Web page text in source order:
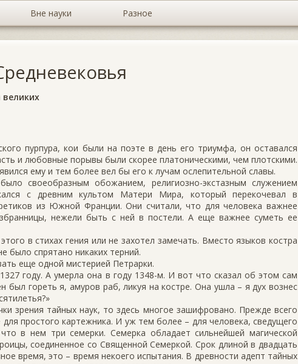
Вне науки Разное
пурпура, кои были на поэте в день его триумфа, он оставался
и любовные порывы были скорее платоническими, чем плотскими.
ему и тем более вел бы его к лучам ослепительной славы.
своеобразным обожанием, религиозно-экстазным служением
с древним культом Матери Мира, который перекочевал в
из Южной Франции. Они считали, что для человека важнее
нежели быть с ней в постели. А еще важнее суметь ее
в стихах гения или не захотел замечать. Вместо языков костра
было спрятано никаких терний.
еще одной мистерией Петрарки.
году. А умерла она в году 1348-м. И вот что сказал об этом сам
был гореть я, амуров раб, ликуя на костре. Она ушла – я дух вознес
зрения тайных наук, то здесь многое зашифровано. Прежде всего
простого картежника. И уж тем более – для человека, сведущего
в нем три семерки. Семерка обладает сильнейшей магической
соединенное со Священной Семеркой. Срок длиной в двадцать
время, это – время некоего испытания. В древности адепт тайных